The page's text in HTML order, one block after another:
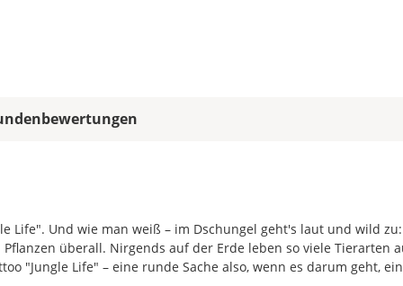
Soll
das
Life". Und wie man weiß – im Dschungel geht's laut und wild zu:
Pflanzen überall. Nirgends auf der Erde leben so viele Tierarten
"Jungle Life" – eine runde Sache also, wenn es darum geht, ein